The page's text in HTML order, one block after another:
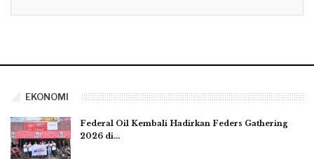
EKONOMI
Federal Oil Kembali Hadirkan Feders Gathering
2026 di…